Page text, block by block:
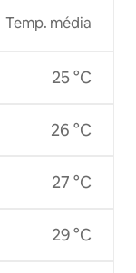
Temp. média
25 °C
26 °C
27 °C
29 °C